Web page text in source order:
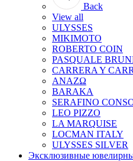
Back
View all
ULYSSES
MIKIMOTO
ROBERTO COIN
PASQUALE
CARRERA Y
ANAZΩ
BARAKA
SERAFINO
LEO PIZZO
LA MARQUISE
LOCMAN ITALY
ULYSSES SILVER
Эксклюзивные